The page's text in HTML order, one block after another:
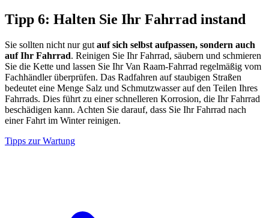
Tipp 6: Halten Sie Ihr Fahrrad instand
Sie sollten nicht nur gut auf sich selbst aufpassen, sondern auch
auf Ihr Fahrrad. Reinigen Sie Ihr Fahrrad, säubern und schmieren
Sie die Kette und lassen Sie Ihr Van Raam-Fahrrad regelmäßig vom
Fachhändler überprüfen. Das Radfahren auf staubigen Straßen
bedeutet eine Menge Salz und Schmutzwasser auf den Teilen Ihres
Fahrrads. Dies führt zu einer schnelleren Korrosion, die Ihr Fahrrad
beschädigen kann. Achten Sie darauf, dass Sie Ihr Fahrrad nach
einer Fahrt im Winter reinigen.
Tipps zur Wartung